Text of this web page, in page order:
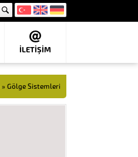
İLETİŞİM
» Gölge Sistemleri